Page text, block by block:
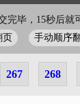
完毕，15秒后就
页 手动顺序
267 268